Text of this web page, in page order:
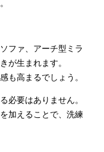
ファ、アーチ型ミラ
が生まれます。
も高まるでしょう。
必要はありません。
加えることで、洗練